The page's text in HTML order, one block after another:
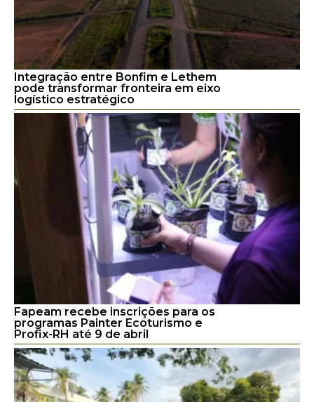
Integração entre Bonfim e Lethem
pode transformar fronteira em eixo
logístico estratégico
Fapeam recebe inscrições para os
programas Painter Ecoturismo e
Profix-RH até 9 de abril